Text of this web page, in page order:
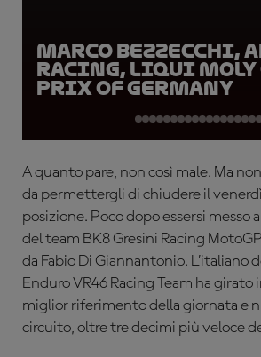
Marco Bezzecchi,
Racing, Liqui Moly
Prix of Germany
A quanto pare, non così male. Ma
da permettergli di chiudere il
posizione. Poco dopo essersi messo
del team BK8 Gresini Racing
da Fabio Di Giannantonio. L’italiano
Enduro VR46 Racing Team ha girato
miglior riferimento della giornata e
circuito, oltre tre decimi più veloce